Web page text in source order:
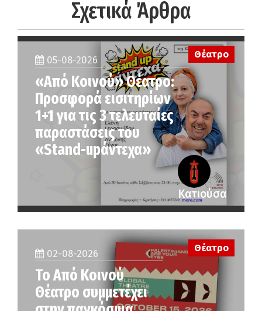
Σχετικά Άρθρα
Θέατρο
05-08-2026
«Από Κοινού» Θέατρο:
Προσφορά εισιτηρίων
1+1 για τις 3 τελευταίες
παραστάσεις του
«Stand-upάντεχα»
Κατιούσα
02-08-2026
Το Από Κοινού
Θέατρο συμμετέχει
Θέατρο